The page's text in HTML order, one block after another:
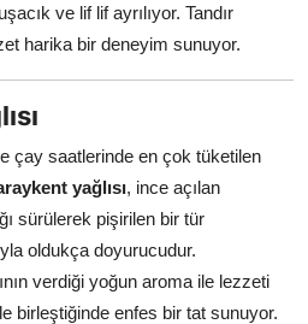
ve lif lif ayrılıyor. Tandır
harika bir deneyim sunuyor.
çay saatlerinde en çok tüketilen
yağlısı, ince açılan
sürülerek pişirilen bir tür
oldukça doyurucudur.
verdiği yoğun aroma ile lezzeti
birleştiğinde enfes bir tat sunuyor.